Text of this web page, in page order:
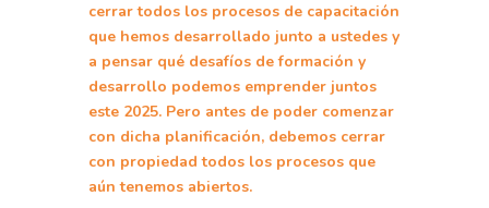
cerrar todos los procesos de capacitación
que hemos desarrollado junto a ustedes y
a pensar qué desafíos deformación y
desarrollo podemos emprender juntos
este 2025. Pero antes de poder comenzar
con dicha planificación, debemos cerrar
con propiedad todos los procesos que
aún tenemos abiertos.